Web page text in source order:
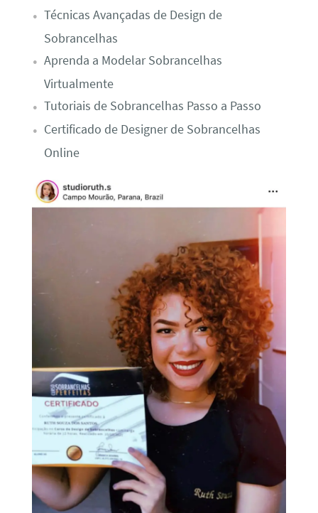
Técnicas Avançadas de Design de
Sobrancelhas
Aprenda a Modelar Sobrancelhas
Virtualmente
Tutoriais de Sobrancelhas Passo a Passo
Certificado de Designer de Sobrancelhas
Online